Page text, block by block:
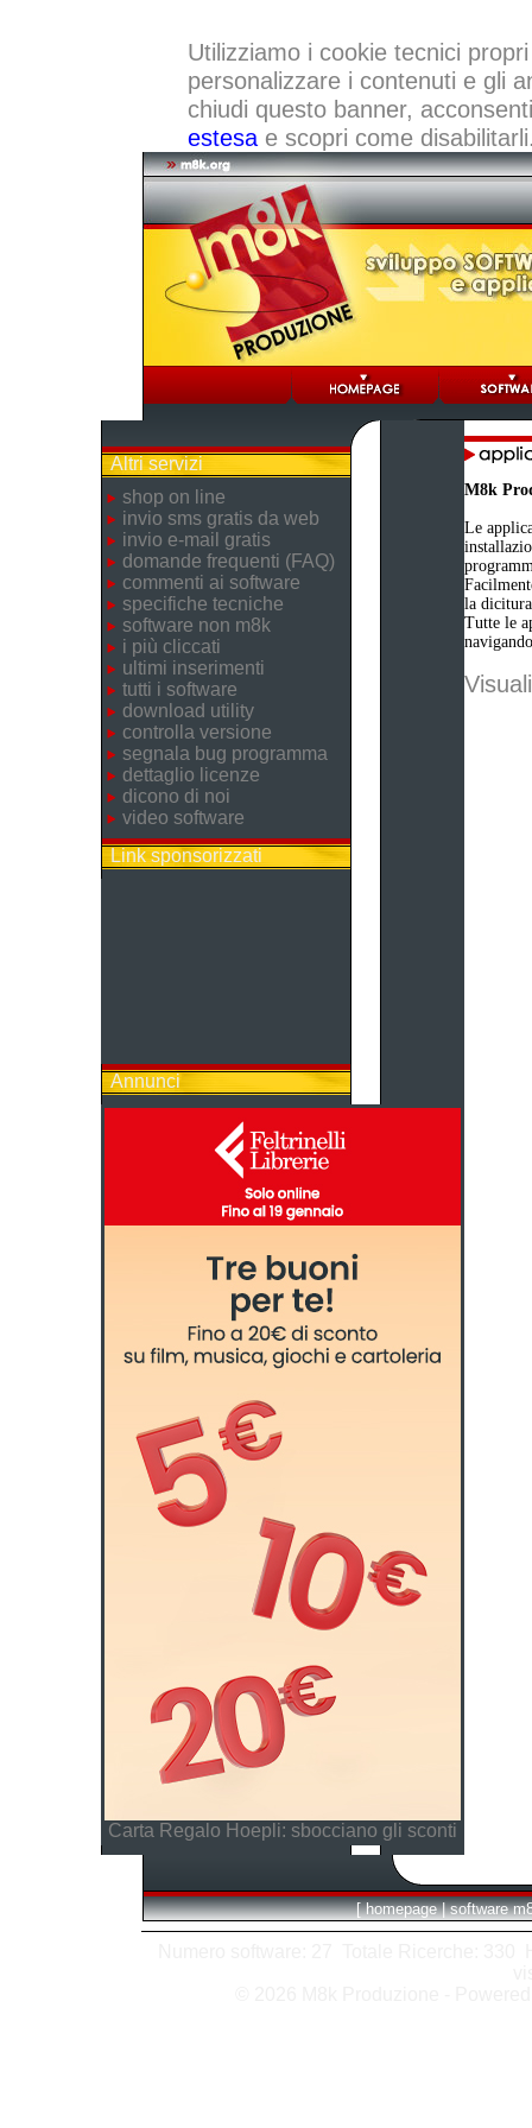
Utilizziamo i cookie tecnici
personalizzare i contenuti e gli
chiudi questo banner,
estesae scopri come
Altri servizi
shop on line
invio sms gratis da web
invio e-mail gratis
domande frequenti (FAQ)
commenti ai software
specifiche tecniche
software non m8k
i più cliccati
ultimi inserimenti
tutti i software
download utility
controlla versione
segnala bug programma
dettaglio licenze
dicono di noi
video software
Link sponsorizzati
Annunci
Carta Regalo Hoepli: sbocciano gli sconti
M8k
Le
la
Tutte le
[ homepage | software